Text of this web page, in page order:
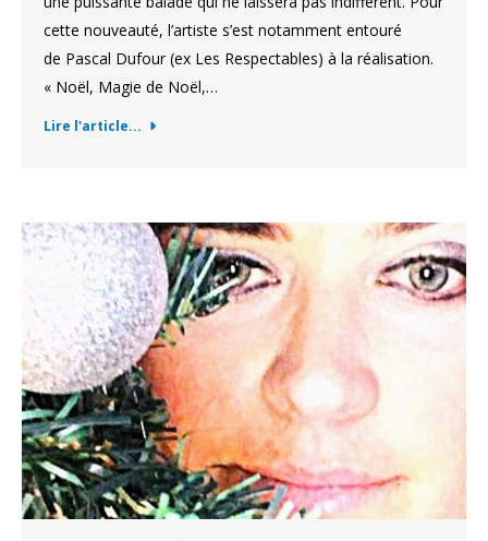
cette nouveauté, l’artiste s’est notamment entouré
de Pascal Dufour (ex Les Respectables) à la réalisation.
« Noël, Magie de Noël,…
Lire l'article...